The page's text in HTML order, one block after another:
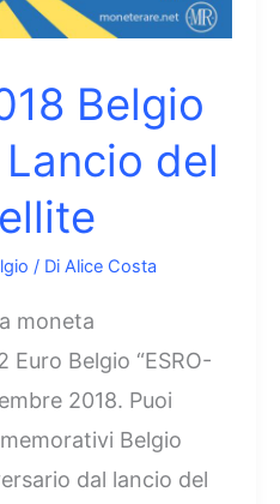
Belgio
Lancio del
/ Di Alice Costa
moneta
Belgio “ESRO-
2018. Puoi
Belgio
dal lancio del